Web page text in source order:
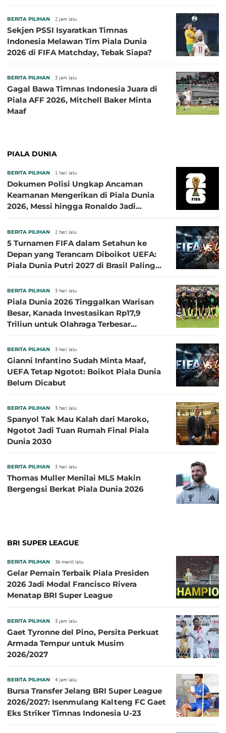
BERITA PILIHAN 2 jam lalu
Sekjen PSSI Isyaratkan Timnas
Indonesia Melawan Tim Piala Dunia
2026 di FIFA Matchday, Tebak Siapa?
BERITA PILIHAN 3 jam lalu
Gagal Bawa Timnas Indonesia Juara di
Piala AFF 2026, Mitchell Baker Minta
Maaf
PIALA DUNIA
BERITA PILIHAN 1 hari lalu
Dokumen Polisi Ungkap Ancaman
Keamanan Mengerikan di Piala Dunia
2026, Messi hingga Ronaldo Jadi
BERITA PILIHAN 2 hari lalu
5 Turnamen FIFA dalam Setahun ke
Depan yang Terancam Diboikot UEFA:
Piala Dunia Putri 2027 di Brasil Paling
BERITA PILIHAN 3 hari lalu
Piala Dunia 2026 Tinggalkan Warisan
Besar, Kanada Investasikan Rp17,9
Triliun untuk Olahraga Terbesar
BERITA PILIHAN 3 hari lalu
Gianni Infantino Sudah Minta Maaf,
UEFA Tetap Ngotot: Boikot Piala Dunia
Belum Dicabut
BERITA PILIHAN 3 hari lalu
Spanyol Tak Mau Kalah dari Maroko,
Ngotot Jadi Tuan Rumah Final Piala
Dunia 2030
BERITA PILIHAN 3 hari lalu
Thomas Muller Menilai MLS Makin
Bergengsi Berkat Piala Dunia 2026
BRI SUPER LEAGUE
BERITA PILIHAN 36 menit lalu
Gelar Pemain Terbaik Piala Presiden
2026 Jadi Modal Francisco Rivera
Menatap BRI Super League
BERITA PILIHAN 3 jam lalu
Gaet Tyronne del Pino, Persita Perkuat
Armada Tempur untuk Musim
2026/2027
BERITA PILIHAN 4 jam lalu
Bursa Transfer Jelang BRI Super League
2026/2027: Isenmulang Kalteng FC Gaet
Eks Striker Timnas Indonesia U-23